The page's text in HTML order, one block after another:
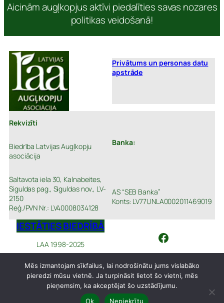
Aicinām augļkopjus aktīvi piedalīties savas nozares
politikas veidošanā!
Privātums un personas datu
apstrāde
Rekvizīti
Biedrība Latvijas Augļkopju
asociācija
Saltavota iela 30, Kalnabeites,
Siguldas pag., Siguldas nov., LV-
2150
Reģ./PVN Nr.: LV40008034128
Banka:
AS “SEB Banka”
Konts: LV77UNLA0002011469019
IESTĀTIES BIEDRĪBĀ
LAA 1998-2025 Facebook
Mēs izmantojam sīkfailus, lai nodrošinātu jums vislabāko
pieredzi mūsu vietnē. Ja turpināsit lietot šo vietni, mēs
pieņemsim, ka akceptējat šo uzstādījumu.
Ok
Nepiekrītu